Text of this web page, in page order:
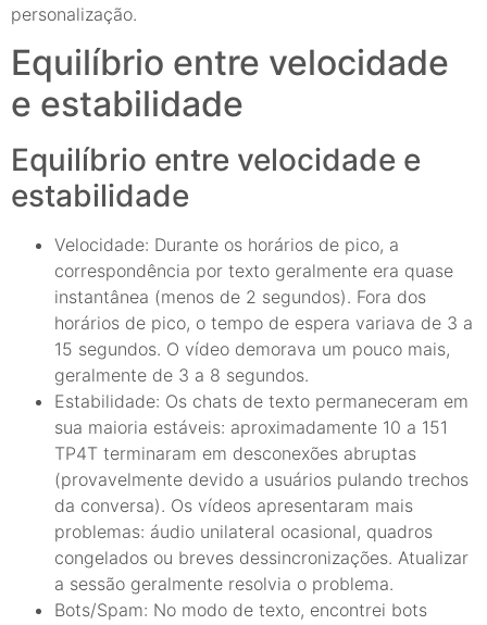
personalização.
Equilíbrio entre velocidade
e estabilidade
Equilíbrio entre velocidade e
estabilidade
Velocidade: Durante os horários de pico, a
correspondência por texto geralmente era quase
instantânea (menos de 2 segundos). Fora dos
horários de pico, o tempo de espera variava de 3 a
15 segundos. O vídeo demorava um pouco mais,
geralmente de 3 a 8 segundos.
Estabilidade: Os chats de texto permaneceram em
sua maioria estáveis: aproximadamente 10 a 151
TP4T terminaram em desconexões abruptas
(provavelmente devido a usuários pulando trechos
da conversa). Os vídeos apresentaram mais
problemas: áudio unilateral ocasional, quadros
congelados ou breves dessincronizações. Atualizar
a sessão geralmente resolvia o problema.
Bots/Spam: No modo de texto, encontrei bots